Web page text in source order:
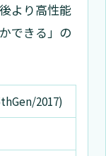
より高性能
できる」の
2017)